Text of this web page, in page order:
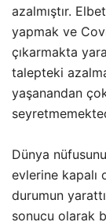
azalmıştır.
yapmak ve
çıkarmakta
talepteki
yaşanandan
Dünya
evlerine kapalı
durumun
sonucu olarak